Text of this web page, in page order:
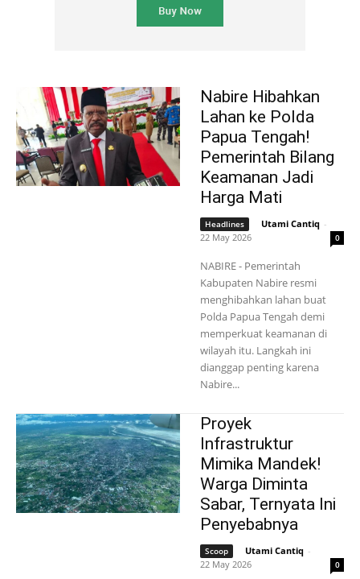
Nabire Hibahkan
Lahan ke Polda
Papua Tengah!
Pemerintah Bilang
Keamanan Jadi
Harga Mati
Headlines Utami Cantiq -
22 May 2026
0
NABIRE - Pemerintah
Kabupaten Nabire resmi
menghibahkan lahan buat
Polda Papua Tengah demi
memperkuat keamanan di
wilayah itu. Langkah ini
dianggap penting karena
Nabire...
Proyek
Infrastruktur
Mimika Mandek!
Warga Diminta
Sabar, Ternyata Ini
Penyebabnya
Scoop Utami Cantiq -
22 May 2026
0